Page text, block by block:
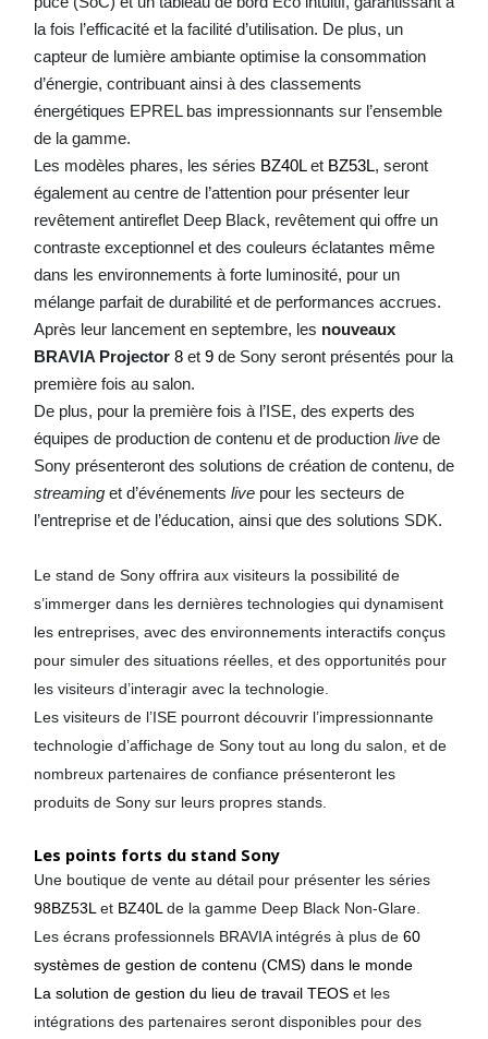
la fois l’efficacité et la facilité d’utilisation. De plus, un
capteur de lumière ambiante optimise la consommation
d’énergie, contribuant ainsi à des classements
énergétiques EPREL bas impressionnants sur l’ensemble
de la gamme.
Les modèles phares, les séries BZ40Let BZ53L, seront
également au centre de l’attention pour présenter leur
revêtement antireflet Deep Black, revêtement qui offre un
contraste exceptionnel et des couleurs éclatantes même
dans les environnements à forte luminosité, pour un
mélange parfait de durabilité et de performances accrues.
Après leur lancement en septembre, les nouveaux
BRAVIA Projector 8et 9de Sony seront présentés pour la
première fois au salon.
De plus, pour la première fois à l’ISE, des experts des
équipes de production de contenu et de production livede
Sony présenteront des solutions de création de contenu, de
streaminget d’événements livepour les secteurs de
l’entreprise et de l’éducation, ainsi que des solutions SDK.
Le stand de Sony offrira aux visiteurs la possibilité de
s’immerger dans les dernières technologies qui dynamisent
les entreprises, avec des environnements interactifs conçus
pour simuler des situations réelles, et des opportunités pour
les visiteurs d’interagir avec la technologie.
Les visiteurs de l’ISE pourront découvrir l’impressionnante
technologie d’affichage de Sony tout au long du salon, et de
nombreux partenaires de confiance présenteront les
produits de Sony sur leurs propres stands.
Les points forts du stand Sony
Une boutique de vente au détail pour présenter les séries
98BZ53L et BZ40L de la gamme Deep Black Non-Glare.
Les écrans professionnels BRAVIA intégrés à plus de 60
systèmes de gestion de contenu (CMS) dans le monde
La solution de gestion du lieu de travail TEOSet les
intégrations des partenaires seront disponibles pour des